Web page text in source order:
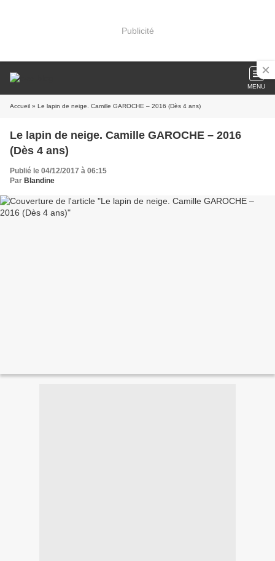
Publicité
MENU
Accueil » Le lapin de neige. Camille GAROCHE – 2016 (Dès 4 ans)
Le lapin de neige. Camille GAROCHE – 2016
(Dès 4 ans)
Publié le 04/12/2017 à 06:15
Par Blandine